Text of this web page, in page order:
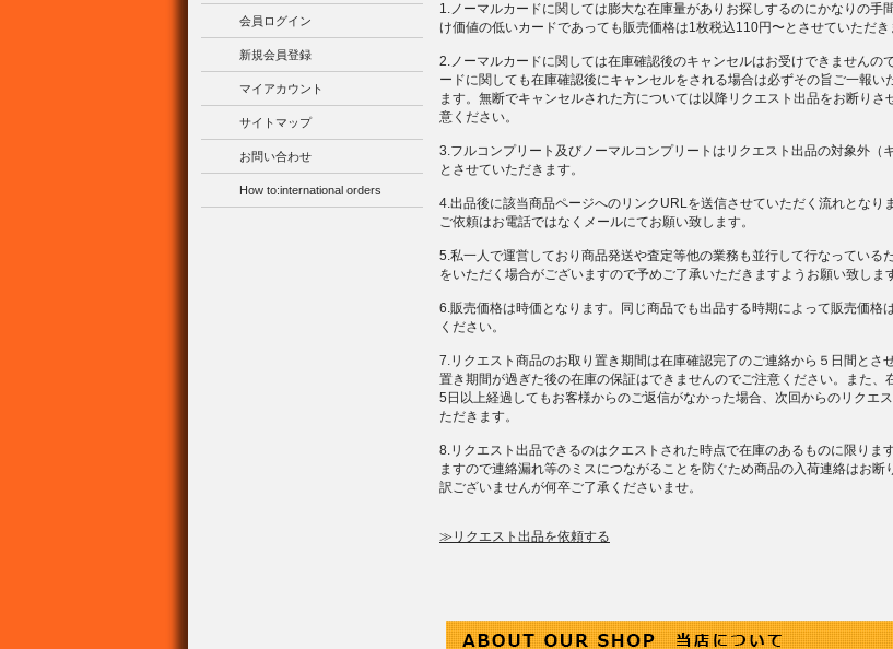
会員ログイン
新規会員登録
マイアカウント
サイトマップ
お問い合わせ
How to:international orders
1.ノーマルカードに関しては膨大な在庫量がありお探しするのにかなりの手
け価値の低いカードであっても販売価格は1枚税込110円〜とさせていただき
2.ノーマルカードに関しては在庫確認後のキャンセルはお受けできませんの
ードに関しても在庫確認後にキャンセルをされる場合は必ずその旨ご一報い
ます。無断でキャンセルされた方については以降リクエスト出品をお断りさ
意ください。
3.フルコンプリート及びノーマルコンプリートはリクエスト出品の対象外（
とさせていただきます。
4.出品後に該当商品ページへのリンクURLを送信させていただく流れとなり
ご依頼はお電話ではなくメールにてお願い致します。
5.私一人で運営しており商品発送や査定等他の業務も並行して行なっている
をいただく場合がございますので予めご了承いただきますようお願い致しま
6.販売価格は時価となります。同じ商品でも出品する時期によって販売価格
ください。
7.リクエスト商品のお取り置き期間は在庫確認完了のご連絡から５日間とさ
置き期間が過ぎた後の在庫の保証はできませんのでご注意ください。また、
5日以上経過してもお客様からのご返信がなかった場合、次回からのリクエ
ただきます。
8.リクエスト出品できるのはクエストされた時点で在庫のあるものに限りま
ますので連絡漏れ等のミスにつながることを防ぐため商品の入荷連絡はお断
訳ございませんが何卒ご了承くださいませ。
≫リクエスト出品を依頼する